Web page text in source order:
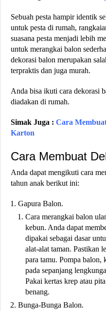
Sebuah pesta hampir identik
untuk pesta di rumah,
suasana pesta menjadi lebih
untuk merangkai balon
dekorasi balon merupakan
terpraktis dan juga murah.
Anda bisa ikuti cara dekorasi
diadakan di rumah.
Simak Juga :Cara
Karton
Cara Membuat
Anda dapat mengikuti cara
tahun anak berikut ini:
Gapura Balon.
Cara merangkai balon
kebun. Anda dapat
dipakai sebagai dasar
alat-alat taman. Pastikan
para tamu. Pompa balon,
pada sepanjang
Pakai kertas krep atau
benang.
Bunga-Bunga Balon.